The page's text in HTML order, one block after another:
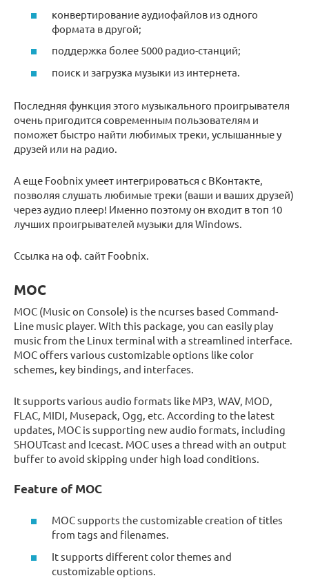
конвертирование аудиофайлов из одного
формата в другой;
поддержка более 5000 радио-станций;
поиск и загрузка музыки из интернета.
Последняя функция этого музыкального проигрывателя
очень пригодится современным пользователям и
поможет быстро найти любимых треки, услышанные у
друзей или на радио.
А еще Foobnix умеет интегрироваться с ВКонтакте,
позволяя слушать любимые треки (ваши и ваших друзей)
через аудио плеер! Именно поэтому он входит в топ 10
лучших проигрывателей музыки для Windows.
Ссылка на оф. сайт Foobnix.
MOC
MOC (Music on Console) is the ncurses based Command-
Line music player. With this package, you can easily play
music from the Linux terminal with a streamlined interface.
MOC offers various customizable options like color
schemes, key bindings, and interfaces.
It supports various audio formats like MP3, WAV, MOD,
FLAC, MIDI, Musepack, Ogg, etc. According to the latest
updates, MOC is supporting new audio formats, including
SHOUTcast and Icecast. MOC uses a thread with an output
buffer to avoid skipping under high load conditions.
Feature of MOC
MOC supports the customizable creation of titles
from tags and filenames.
It supports different color themes and
customizable options.